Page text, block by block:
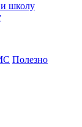
школу
Полезно